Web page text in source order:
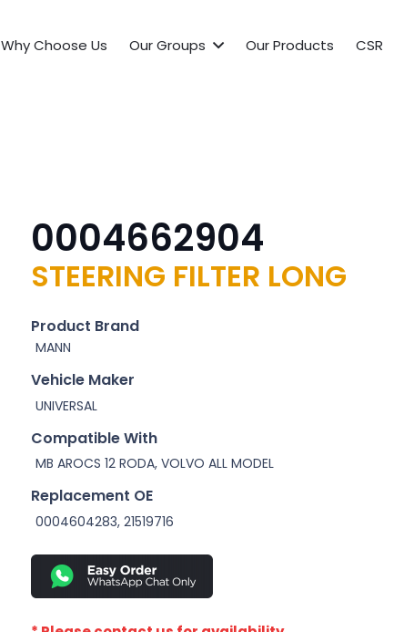
Why Choose Us Our Groups Our Products CSR
0004662904
STEERING FILTER LONG
Product Brand
MANN
Vehicle Maker
UNIVERSAL
Compatible With
MB AROCS 12 RODA, VOLVO ALL MODEL
Replacement OE
0004604283, 21519716